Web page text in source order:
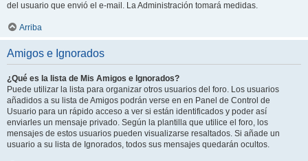
del usuario que envió el e-mail. La Administración tomará medidas.
Arriba
Amigos e Ignorados
¿Qué es la lista de Mis Amigos e Ignorados?
Puede utilizar la lista para organizar otros usuarios del foro. Los usuarios
añadidos a su lista de Amigos podrán verse en en Panel de Control de
Usuario para un rápido acceso a ver si están identificados y poder así
enviarles un mensaje privado. Según la plantilla que utilice el foro, los
mensajes de estos usuarios pueden visualizarse resaltados. Si añade un
usuario a su lista de Ignorados, todos sus mensajes quedarán ocultos.